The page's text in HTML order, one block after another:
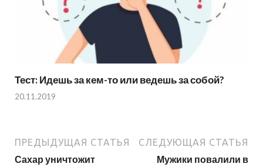
Тест: Идешь за кем-то или ведешь за собой?
20.11.2019
ПРЕДЫДУЩАЯ СТАТЬЯ
Сахар уничтожит
СЛЕДУЮЩАЯ СТАТЬЯ
Мужики повалили в